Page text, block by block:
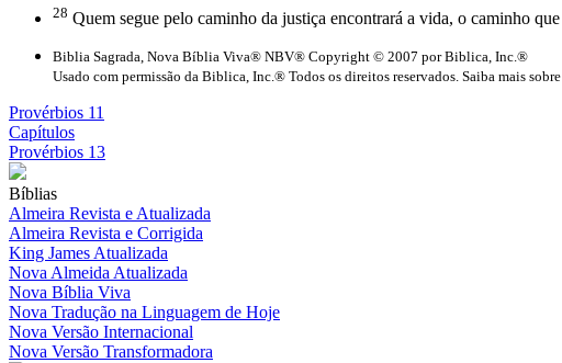
28 Quem segue pelo caminho da justiça encontrará a vida, o caminho
Biblia Sagrada, Nova Bíblia Viva® NBV® Copyright © 2007 por Biblica, Inc.®
Usado com permissão da Biblica, Inc.® Todos os direitos reservados. Saiba mais
Provérbios 11
Capítulos
Provérbios 13
Bíblias
Almeira Revista e Atualizada
Almeira Revista e Corrigida
King James Atualizada
Nova Almeida Atualizada
Nova Bíblia Viva
Nova Tradução na Linguagem de Hoje
Nova Versão Internacional
Nova Versão Transformadora